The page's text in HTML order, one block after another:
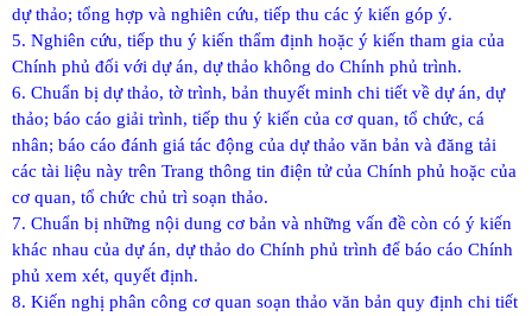
dự thảo; tổng hợp và nghiên cứu, tiếp thu các ý kiến góp ý.
5. Nghiên cứu, tiếp thu ý kiến thẩm định hoặc ý kiến tham gia của
Chính phủ đối với dự án, dự thảo không do Chính phủ trình.
6. Chuẩn bị dự thảo, tờ trình, bản thuyết minh chi tiết về dự án, dự
thảo; báo cáo giải trình, tiếp thu ý kiến của cơ quan, tổ chức, cá
nhân; báo cáo đánh giá tác động của dự thảo văn bản và đăng tải
các tài liệu này trên Trang thông tin điện tử của Chính phủ hoặc của
cơ quan, tổ chức chủ trì soạn thảo.
7. Chuẩn bị những nội dung cơ bản và những vấn đề còn có ý kiến
khác nhau của dự án, dự thảo do Chính phủ trình để báo cáo Chính
phủ xem xét, quyết định.
8. Kiến nghị phân công cơ quan soạn thảo văn bản quy định chi tiết